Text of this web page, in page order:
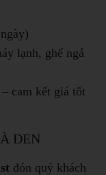
lạnh, ghế ngả
cam kết giá tốt
ĐEN
đón quý khách